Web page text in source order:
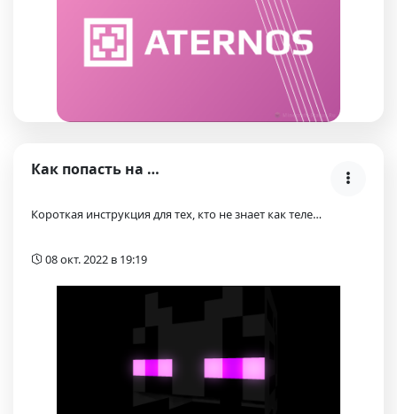
Как попасть на спавн сервера?
Короткая инструкция для тех, кто не знает как теле…
08 окт. 2022 в 19:19